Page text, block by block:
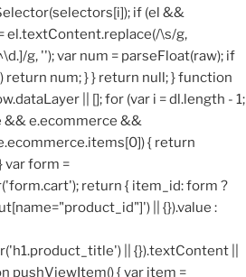
if (el &&
el.textContent.replace(/\s/g,
g, ''); var num = parseFloat(raw); if
return num; } } return null; } function
|| []; for (var i = dl.length - 1;
&& e.ecommerce &&
{ return
var form =
return { item_id: form ?
|| {}).value :
|| {}).textContent ||
pushViewItem() { var item =